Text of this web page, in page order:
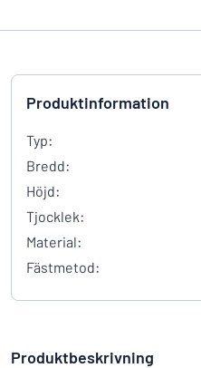
Produktinformation
Typ:
Bredd:
Höjd:
Tjocklek:
Material:
Fästmetod:
Produktbeskrivning